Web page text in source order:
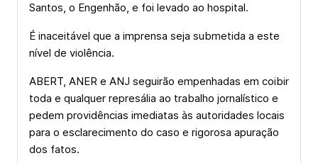
Santos, o Engenhão, e foi levado ao hospital.
É inaceitável que a imprensa seja submetida a este
nível de violência.
ABERT, ANER e ANJ seguirão empenhadas em coibir
toda e qualquer represália ao trabalho jornalístico e
pedem providências imediatas às autoridades locais
para o esclarecimento do caso e rigorosa apuração
dos fatos.